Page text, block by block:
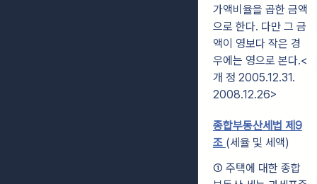
가액비율을 곱한 금액
으로 한다. 다만 그 금
액이 영보다 작은 경
우에는 영으로 본다.<
개 정 2005.12.31.
2008.12.26>
종합부동산세법 제9
조 (세율 및 세액)
① 주택에 대한 종합